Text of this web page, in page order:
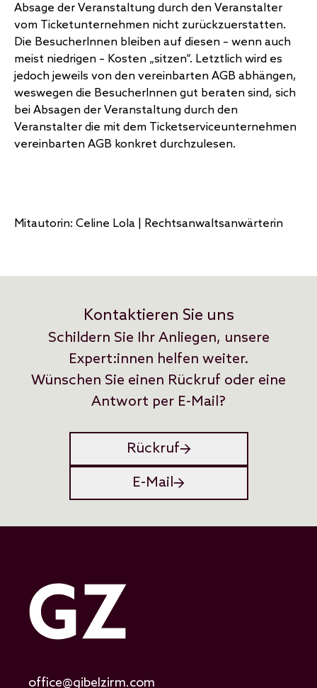
Absage der Veranstaltung durch den Veranstalter
vom Ticketunternehmen nicht zurückzuerstatten.
Die BesucherInnen bleiben auf diesen – wenn auch
meist niedrigen – Kosten „sitzen“. Letztlich wird es
jedoch jeweils von den vereinbarten AGB abhängen,
weswegen die BesucherInnen gut beraten sind, sich
bei Absagen der Veranstaltung durch den
Veranstalter die mit dem Ticketserviceunternehmen
vereinbarten AGB konkret durchzulesen.
Mitautorin: Celine Lola | Rechtsanwaltsanwärterin
Kontaktieren Sie uns
Schildern Sie Ihr Anliegen, unsere
Expert:innen helfen weiter.
Wünschen Sie einen Rückruf oder eine
Antwort per E-Mail?
Rückruf
E-Mail
office@gibelzirm.com